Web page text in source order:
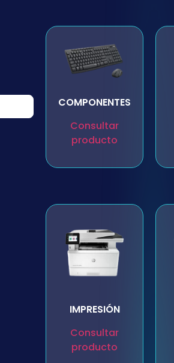
COMPONENTES
Consultar
producto
IMPRESIÓN
Consultar
producto